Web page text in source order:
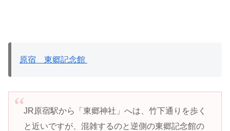
原宿 東郷記念館
JR原宿駅から「東郷神社」へは、竹下通りを歩く
と近いですが、混雑するのと逆側の東郷記念館の